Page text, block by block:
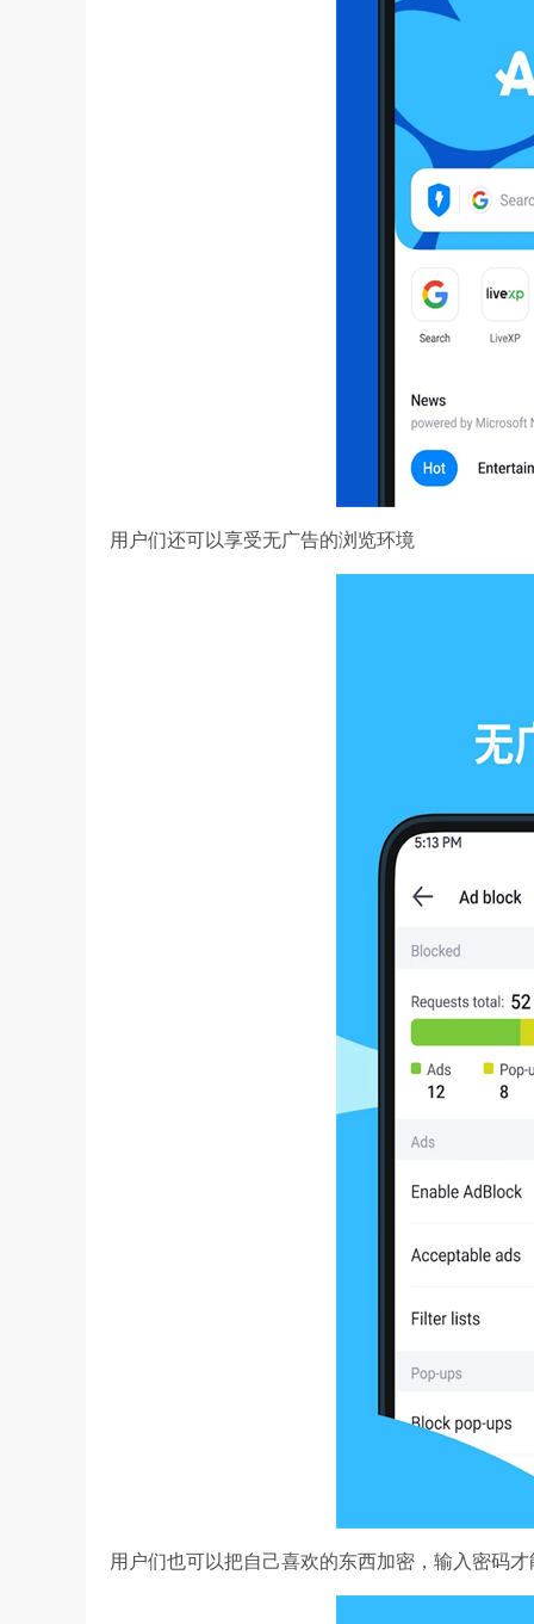
用户们还可以享受无广告的浏览环境
用户们也可以把自己喜欢的东西加密，输入密码才